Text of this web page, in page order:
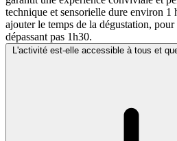
technique et sensorielle dure environ 1
ajouter le temps de la dégustation,
dépassant pas 1h30.
L'activité est-elle accessible à tous et